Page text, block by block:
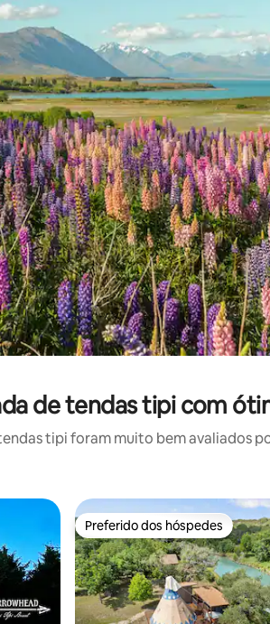
cima e para baixo do teclado ou tocando
de tendas tipi com
tipi foram muito bem avaliados
Preferido dos hóspedes
Preferido dos hóspedes